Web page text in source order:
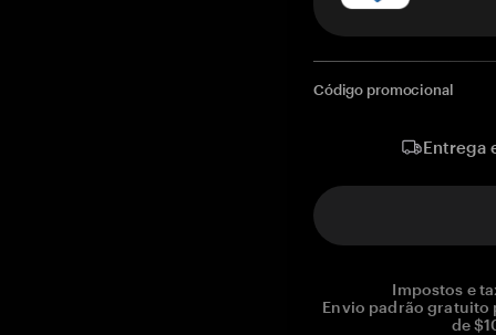
Código promocional
Entrega
Impostos e
Envio padrão gratuito
de